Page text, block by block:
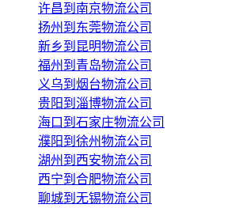
许昌到南京物流公司
扬州到东莞物流公司
新乡到昆明物流公司
福州到青岛物流公司
义乌到烟台物流公司
贵阳到淄博物流公司
海口到石家庄物流公司
濮阳到徐州物流公司
湖州到西安物流公司
西宁到合肥物流公司
聊城到无锡物流公司